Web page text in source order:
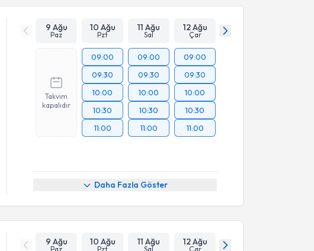
9 Ağu
Paz
10 Ağu
Pzt
11 Ağu
Sal
12 Ağu
Çar
Takvim
kapalıdır
09:00
09:30
10:00
10:30
11:00
09:00
09:30
10:00
10:30
11:00
09:00
09:30
10:00
10:30
11:00
Daha Fazla Göster
9 Ağu
Paz
10 Ağu
Pzt
11 Ağu
Sal
12 Ağu
Çar